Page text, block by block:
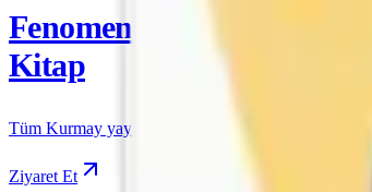
Fenomen
Kitap
Tüm Kurmay yayınları için resmi satış
Ziyaret Et